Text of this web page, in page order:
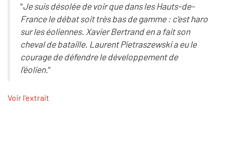
"Je suis désolée de voir que dans les Hauts-de-
France le débat soit très bas de gamme : c'est haro
sur les éoliennes. Xavier Bertrand en a fait son
cheval de bataille. Laurent Pietraszewski a eu le
courage de défendre le développement de
l'éolien."
Voir l'extrait